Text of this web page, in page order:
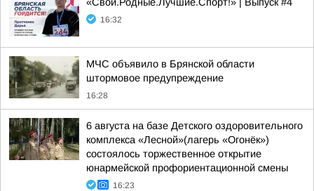
16:32
МЧС объявило в Брянской области
штормовое предупреждение
16:28
6 августа на базе Детского оздоровительного
комплекса «Лесной»(лагерь «Огонёк»)
состоялось торжественное открытие
юнармейской профориентационной смены
16:23